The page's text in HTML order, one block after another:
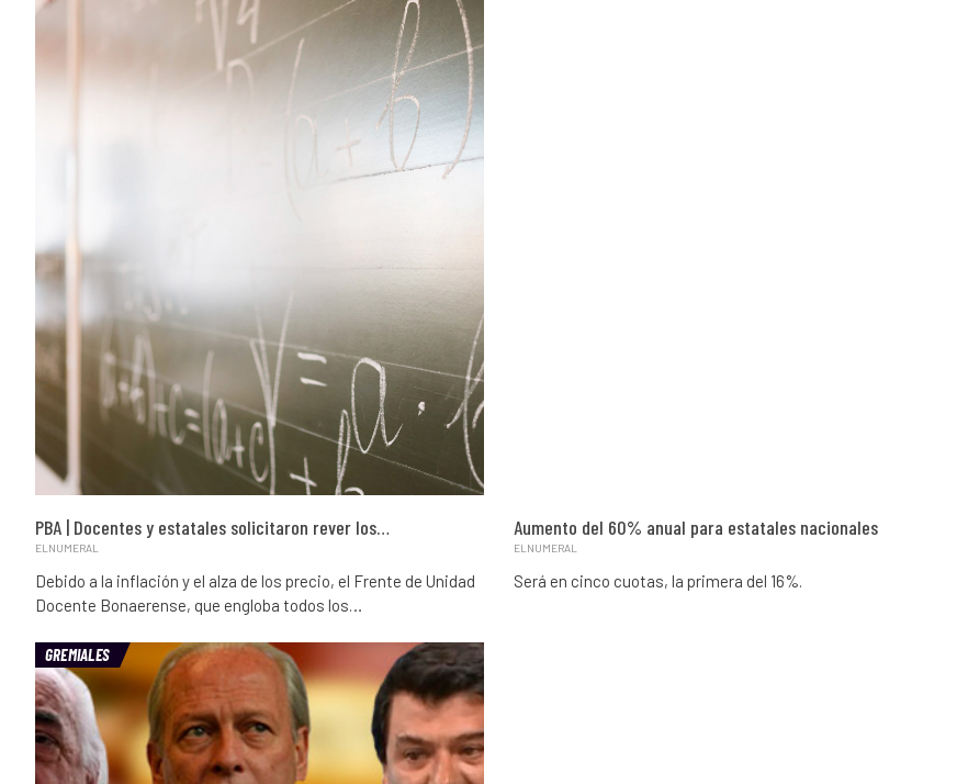
PBA | Docentes y estatales solicitaron rever los…
ELNUMERAL
Debido a la inflación y el alza de los precio, el Frente de Unidad
Docente Bonaerense, que engloba todos los…
Aumento del 60% anual para estatales nacionales
ELNUMERAL
Será en cinco cuotas, la primera del 16%.
GREMIALES